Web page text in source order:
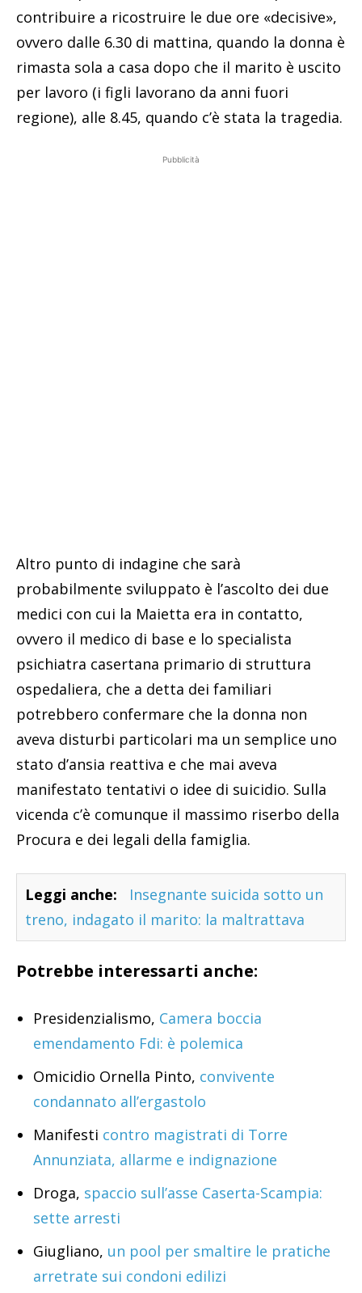
contribuire a ricostruire le due ore «decisive»,
ovvero dalle 6.30 di mattina, quando la donna è
rimasta sola a casa dopo che il marito è uscito
per lavoro (i figli lavorano da anni fuori
regione), alle 8.45, quando c’è stata la tragedia.
Pubblicità
Altro punto di indagine che sarà
probabilmente sviluppato è l’ascolto dei due
medici con cui la Maietta era in contatto,
ovvero il medico di base e lo specialista
psichiatra casertana primario di struttura
ospedaliera, che a detta dei familiari
potrebbero confermare che la donna non
aveva disturbi particolari ma un semplice uno
stato d’ansia reattiva e che mai aveva
manifestato tentativi o idee di suicidio. Sulla
vicenda c’è comunque il massimo riserbo della
Procura e dei legali della famiglia.
Leggi anche:
Insegnante suicida sotto un
treno, indagato il marito: la maltrattava
Potrebbe interessarti anche:
Presidenzialismo, Camera boccia
emendamento Fdi: è polemica
Omicidio Ornella Pinto, convivente
condannato all’ergastolo
Manifesti contro magistrati di Torre
Annunziata, allarme e indignazione
Droga, spaccio sull’asse Caserta-Scampia:
sette arresti
Giugliano, un pool per smaltire le pratiche
arretrate sui condoni edilizi